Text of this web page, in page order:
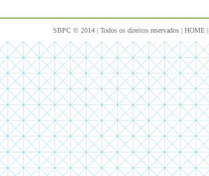
SBPC © 2014 | Todos os direitos reservados | HOME|